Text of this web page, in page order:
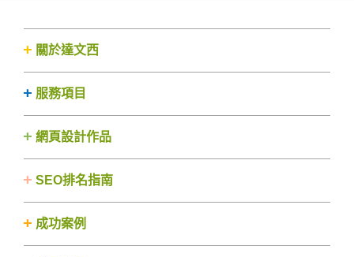
關於達文西
服務項目
網頁設計作品
SEO排名指南
成功案例